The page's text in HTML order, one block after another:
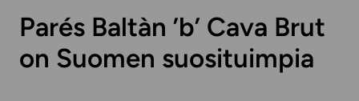
Parés Baltàn ’b’ Cava Brut
on Suomen suosituimpia